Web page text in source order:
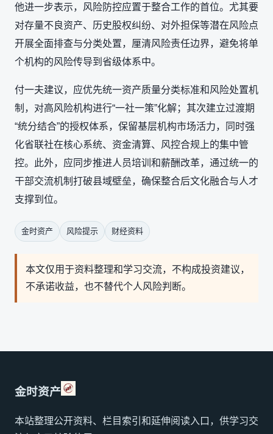
他进一步表示，风险防控应置于整合工作的首位。尤其要
对存量不良资产、历史股权纠纷、对外担保等潜在风险点
开展全面排查与分类处置，厘清风险责任边界，避免将单
个机构的风险传导到省级体系中。
付一夫建议，应优先统一资产质量分类标准和风险处置机
制，对高风险机构进行“一社一策”化解；其次建立过渡期
“统分结合”的授权体系，保留基层机构市场活力，同时强
化省联社在核心系统、资金清算、风控合规上的集中管
控。此外，应同步推进人员培训和薪酬改革，通过统一的
干部交流机制打破县域壁垒，确保整合后文化融合与人才
支撑到位。
金时资产 风险提示 财经资料
本文仅用于资料整理和学习交流，不构成投资建议，
不承诺收益，也不替代个人风险判断。
金时资产
本站整理公开资料、栏目索引和延伸阅读入口，供学习交